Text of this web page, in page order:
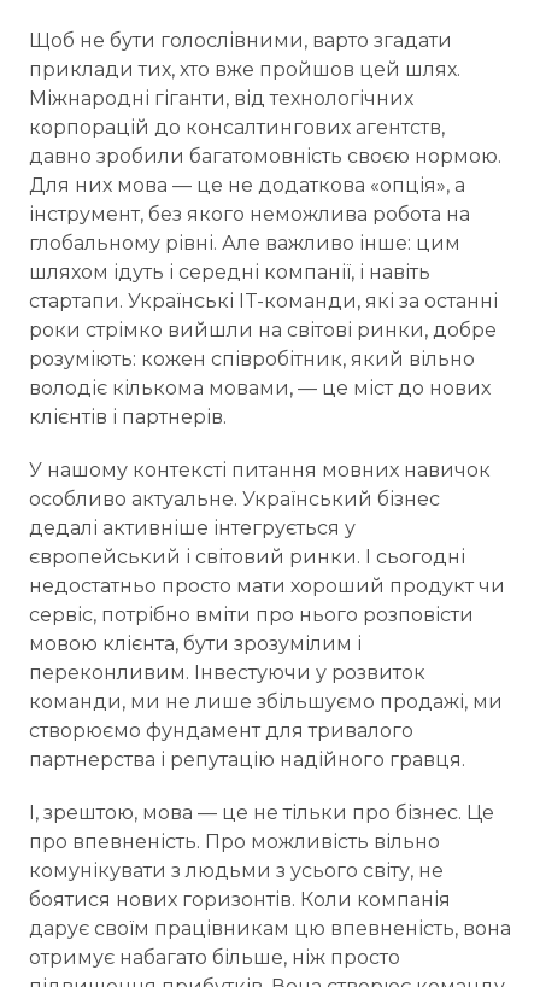
Щоб не бути голослівними, варто згадати
приклади тих, хто вже пройшов цей шлях.
Міжнародні гіганти, від технологічних
корпорацій до консалтингових агентств,
давно зробили багатомовність своєю нормою.
Для них мова — це не додаткова «опція», а
інструмент, без якого неможлива робота на
глобальному рівні. Але важливо інше: цим
шляхом ідуть і середні компанії, і навіть
стартапи. Українські IT-команди, які за останні
роки стрімко вийшли на світові ринки, добре
розуміють: кожен співробітник, який вільно
володіє кількома мовами, — це міст до нових
клієнтів і партнерів.
У нашому контексті питання мовних навичок
особливо актуальне. Український бізнес
дедалі активніше інтегрується у
європейський і світовий ринки. І сьогодні
недостатньо просто мати хороший продукт чи
сервіс, потрібно вміти про нього розповісти
мовою клієнта, бути зрозумілим і
переконливим. Інвестуючи у розвиток
команди, ми не лише збільшуємо продажі, ми
створюємо фундамент для тривалого
партнерства і репутацію надійного гравця.
І, зрештою, мова — це не тільки про бізнес. Це
про впевненість. Про можливість вільно
комунікувати з людьми з усього світу, не
боятися нових горизонтів. Коли компанія
дарує своїм працівникам цю впевненість, вона
отримує набагато більше, ніж просто